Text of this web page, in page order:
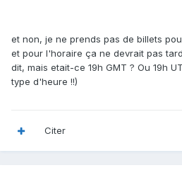
et non, je ne prends pas de billets
et pour l'horaire ça ne devrait pas
dit, mais etait-ce 19h GMT ? Ou 19h
type d'heure !!)
Citer